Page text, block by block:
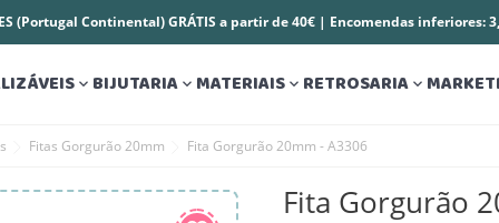
(Portugal Continental) GRÁTIS a partir de 40€ | Encomendas inferiores:
 BIJUTARIA MATERIAIS RETROSARIA
Fitas Gorgurão 20mm Fita Gorgurão 20mm - A3306
Fita Gorgurão